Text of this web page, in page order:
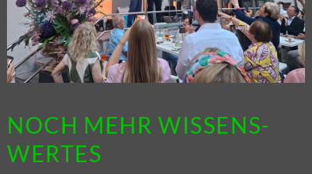
NOCH MEHR WIS­SENS­
WER­TES